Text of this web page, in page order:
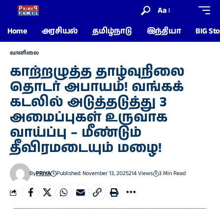
Aa
Home
அரசியல் தமிழ்நாடு இந்தியா BIG
வானிலை
காற்றழுத்த தாழ்வுநிலை
தொடர் அபாயம்! வங்கக்
கடலில் அடுத்தடுத்து 3
அமைப்புகள் உருவாக
வாய்ப்பு – மீண்டும்
தீவிரமடையும் மழை!
ByPRIYA Published: November 13, 2025214 Views 3 Min Read